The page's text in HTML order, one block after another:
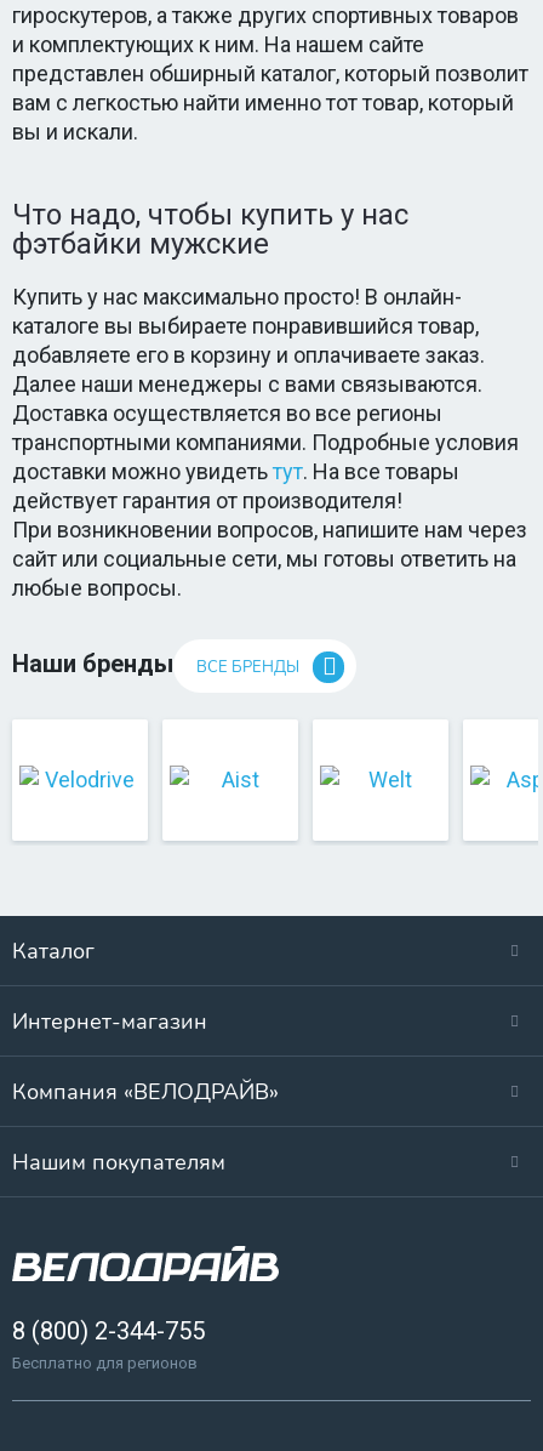
гироскутеров, а также других спортивных товаров
и комплектующих к ним. На нашем сайте
представлен обширный каталог, который позволит
вам с легкостью найти именно тот товар, который
вы и искали.
Что надо, чтобы купить у нас
фэтбайки мужские
Купить у нас максимально просто! В онлайн-
каталоге вы выбираете понравившийся товар,
добавляете его в корзину и оплачиваете заказ.
Далее наши менеджеры с вами связываются.
Доставка осуществляется во все регионы
транспортными компаниями. Подробные условия
доставки можно увидетьтут. На все товары
действует гарантия от производителя!
При возникновении вопросов, напишите нам через
сайт или социальные сети, мы готовы ответить на
любые вопросы.
Наши бренды ВСЕ БРЕНДЫ
Каталог
Интернет-магазин
Компания «ВЕЛОДРАЙВ»
Нашим покупателям
8 (800) 2-344-755
Бесплатно для регионов